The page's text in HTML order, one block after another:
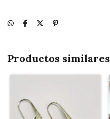
Productos similares